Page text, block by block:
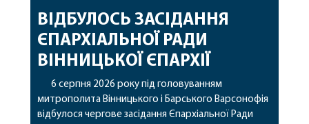
ВІДБУЛОСЬ ЗАСІДАННЯ
ЄПАРХІАЛЬНОЇ РАДИ
ВІННИЦЬКОЇ ЄПАРХІЇ
6 серпня 2026 року під головуванням
митрополита Вінницького і Барського Варсонофія
відбулося чергове засідання Єпархіальної Ради